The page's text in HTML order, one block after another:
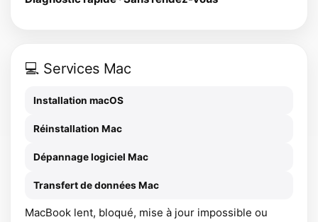
💻 Services Mac
Installation macOS
Réinstallation Mac
Dépannage logiciel Mac
Transfert de données Mac
MacBook lent, bloqué, mise à jour impossible ou